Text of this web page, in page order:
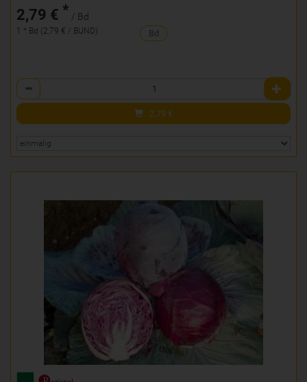
2,79 € * / Bd
1 * Bd (2,79 € / BUND) Bd
Anzahl
2,79 €